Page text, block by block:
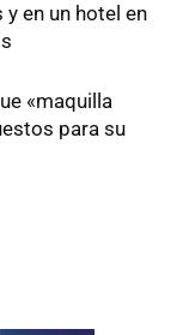
en un hotel en
«maquilla
para su